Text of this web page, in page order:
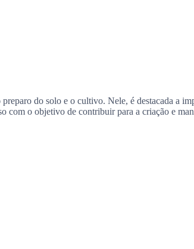
do solo e o cultivo. Nele, é destacada a
o objetivo de contribuir para a criação e